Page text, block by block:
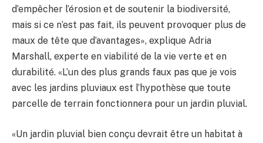
d’empêcher l’érosion et de soutenir la biodiversité,
mais si ce n’est pas fait, ils peuvent provoquer plus de
maux de tête que d’avantages», explique Adria
Marshall, experte en viabilité de la vie verte et en
durabilité. «L’un des plus grands faux pas que je vois
avec les jardins pluviaux est l’hypothèse que toute
parcelle de terrain fonctionnera pour un jardin pluvial.
«Un jardin pluvial bien conçu devrait être un habitat à